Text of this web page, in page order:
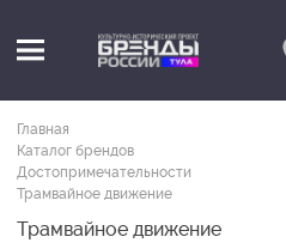
Главная
Каталог брендов
Достопримечательности
Трамвайное движение
Трамвайное движение